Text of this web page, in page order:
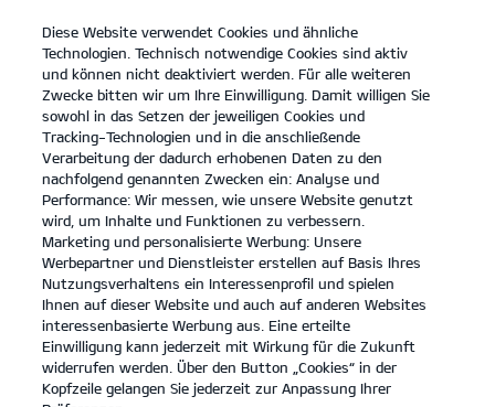
open
menu
KONTAKT
Laden im Unternehmen
... LADEN IM UNTERNEHMEN
Diese Website verwendet Cookies und ähnliche
Technologien. Technisch notwendige Cookies sind aktiv
und können nicht deaktiviert werden. Für alle weiteren
Zwecke bitten wir um Ihre Einwilligung. Damit willigen Sie
sowohl in das Setzen der jeweiligen Cookies und
Tracking-Technologien und in die anschließende
Verarbeitung der dadurch erhobenen Daten zu den
nachfolgend genannten Zwecken ein: Analyse und
Performance: Wir messen, wie unsere Website genutzt
wird, um Inhalte und Funktionen zu verbessern.
Marketing und personalisierte Werbung: Unsere
Werbepartner und Dienstleister erstellen auf Basis Ihres
Nutzungsverhaltens ein Interessenprofil und spielen
Ihnen auf dieser Website und auch auf anderen Websites
interessenbasierte Werbung aus. Eine erteilte
Einwilligung kann jederzeit mit Wirkung für die Zukunft
widerrufen werden. Über den Button „Cookies“ in der
Kopfzeile gelangen Sie jederzeit zur Anpassung Ihrer